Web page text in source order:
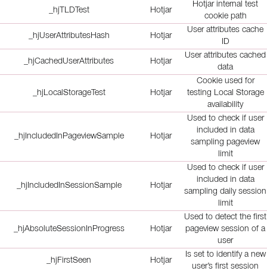
_hjTLDTest Hotjar
Hotjar internal test
cookie path
_hjUserAttributesHash Hotjar
User attributes cache
ID
_hjCachedUserAttributes Hotjar
User attributes cached
data
_hjLocalStorageTest Hotjar
Cookie used for
testing Local Storage
availability
_hjIncludedInPageviewSample Hotjar
Used to check if user
included in data
sampling pageview
limit
_hjIncludedInSessionSample Hotjar
Used to check if user
included in data
sampling daily session
limit
_hjAbsoluteSessionInProgress Hotjar
Used to detect the first
pageview session of a
user
_hjFirstSeen Hotjar
Is set to identify a new
user’s first session